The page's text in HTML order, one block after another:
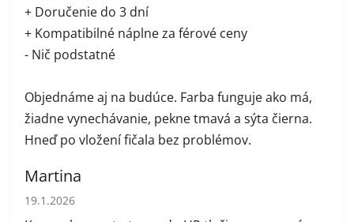
+ Doručenie do 3 dní
+ Kompatibilné náplne za férové ceny
- Nič podstatné
Objednáme aj na budúce. Farba funguje ako má,
žiadne vynechávanie, pekne tmavá a sýta čierna.
Hneď po vložení fičala bez problémov.
Martina
Hodnotenie obchodu je 5 z 5 hviezdičiek.
19.1.2026